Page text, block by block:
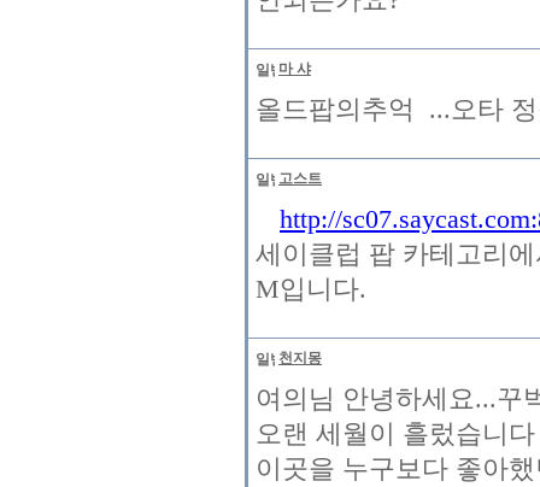
마 샤
올드팝의추억 ...오타
고스트
http://
세이클럽 팝 카테고리
M입니다.
천지몽
여의님 안녕하세요...꾸
오랜 세월이 흘렀습니다
이곳을 누구보다 좋아